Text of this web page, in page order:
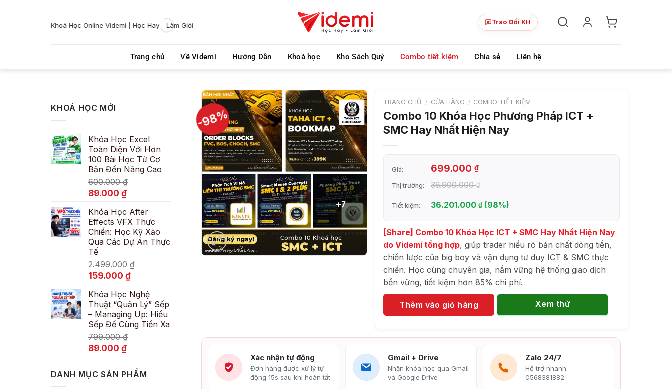
Khoá Học Online Videmi | Học Hay - Làm Giỏi Videmi giúp bạn học tiết kiệm và tiến bộ hơn mỗi ngày! Chia sẻ khoá học giá rẻ cho những ai hạn hẹp
Trao Đổi KH
Trang chủ Về Videmi Hướng Dẫn Khoá học Kho Sách Quý Combo tiết kiệm Chia sẻ Liên hệ
KHOÁ HỌC MỚI
Khóa Học Excel
Toàn Diện Với Hơn
100 Bài Học Từ Cơ
Bản Đến Nâng Cao
600.000₫
Giá
là:
600.000 ₫.
89.000 ₫Giá
tại
là:
89.000 ₫.
Khóa Học After
Effects VFX Thực
Chiến: Học Kỹ Xảo
Qua Các Dự Án Thực
Tế
2.499.000₫
Giá
là:
2.499.000 ₫.
159.000 ₫Giá
tại
là:
159.000 ₫.
Khóa Học Nghệ
Thuật “Quản Lý” Sếp
– Managing Up: Hiểu
Sếp Để Cùng Tiến Xa
799.000₫
Giá
799.000 ₫.
89.000 ₫Giá
là:
DANH MỤC SẢN PHẨM
-98%
TRANG CHỦ / CỬA HÀNG / COMBO TIẾT KIỆM
Combo 10 Khóa Học Phương Pháp ICT +
SMC Hay Nhất Hiện Nay
Giá: 699.000₫
Thị trường: 36.900.000₫
Tiết kiệm: 36.201.000₫ (98%)
[Share] Combo 10 Khóa Học ICT + SMC Hay Nhất Hiện Nay
do Videmi tổng hợp, giúp trader hiểu rõ bản chất dòng tiền,
chiến lược của big boy và vận dụng tư duy ICT & SMC thực
chiến. Học cùng chuyên gia, nắm vững hệ thống giao dịch
bền vững, tiết kiệm hơn 85% chi phí.
Thêm vào giỏ hàng Xem thử
Xác nhận tự động
Đơn hàng được xử lý tự
động 15s sau khi hoàn tất
Gmail + Drive
Nhận khóa học qua Gmail
và Google Drive
Zalo 24/7
Hỗ trợ nhanh:
0568381882